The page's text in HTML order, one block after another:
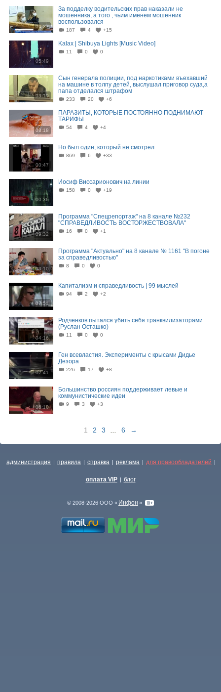
04:37
За подделку водительских прав наказали не
мошенника, а того , чьим именем мошенник
воспользовался
187 4 +15
05:49
Kalax | Shibuya Lights [Music Video]
11 0 0
03:19
Сын генерала полиции, под наркотиками въехавший
на машине в толпу детей, выслушал приговор суда,а
папа отделался штрафом
233 20 +6
08:18
ПАРАЗИТЫ, КОТОРЫЕ ПОСТОЯННО ПОДНИМАЮТ
ТАРИФЫ
54 4 +4
00:47
Но был один, который не смотрел
869 6 +33
00:36
Иосиф Виссарионович на линии
158 0 +19
09:32
Программа "Спецрепортаж" на 8 канале №232
"СПРАВЕДЛИВОСТЬ ВОСТОРЖЕСТВОВАЛА"
16 0 +1
03:10
Программа "Актуально" на 8 канале № 1161 "В погоне
за справедливостью"
8 0 0
07:51
Капитализм и справедливость | 99 мыслей
94 2 +2
04:16
Родченков пытался убить себя транквилизаторами
(Руслан Осташко)
11 0 0
02:41
Ген всевластия. Эксперименты с крысами Дидье
Дезора
226 17 +8
06:10
Большинство россиян поддерживает левые и
коммунистические идеи
9 3 +3
1 2 3 6 →
администрация | правила | справка | реклама | для правообладателей |
оплата VIP | блог
© 2008-2026 ООО « Инфон »